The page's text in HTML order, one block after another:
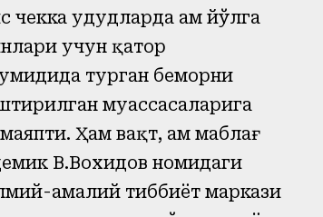
ҳудудларда ҳам йўлга
учун қатор
турган беморни
муассасаларига
Ҳам вақт, ҳам маблағ
В.Вохидов номидаги
амалий тиббиёт маркази